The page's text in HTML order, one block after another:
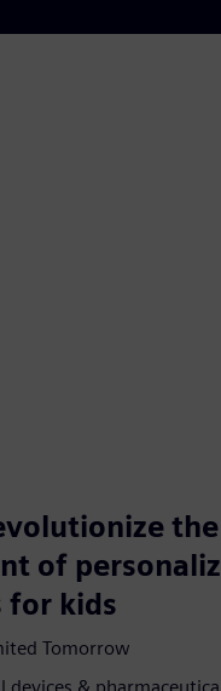
of
for kids
Tomorrow
devices &